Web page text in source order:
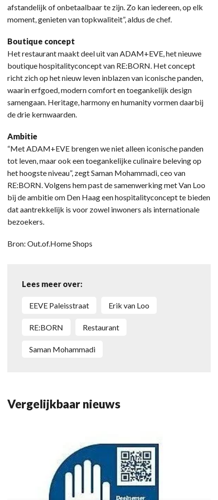
afstandelijk of onbetaalbaar te zijn. Zo kan iedereen, op elk
moment, genieten van topkwaliteit”, aldus de chef.
Boutique concept
Het restaurant maakt deel uit van ADAM+EVE, het nieuwe
boutique hospitalityconcept van RE:BORN. Het concept
richt zich op het nieuw leven inblazen van iconische panden,
waarin erfgoed, modern comfort en toegankelijk design
samengaan. Heritage, harmony en humanity vormen daarbij
de drie kernwaarden.
Ambitie
“Met ADAM+EVE brengen we niet alleen iconische panden
tot leven, maar ook een toegankelijke culinaire beleving op
het hoogste niveau”, zegt Saman Mohammadi, ceo van
RE:BORN. Volgens hem past de samenwerking met Van Loo
bij de ambitie om Den Haag een hospitalityconcept te bieden
dat aantrekkelijk is voor zowel inwoners als internationale
bezoekers.
Bron: Out.of.Home Shops
Lees meer over:
EEVE Paleisstraat Erik van Loo
RE:BORN restaurant
Saman Mohammadi
Vergelijkbaar nieuws